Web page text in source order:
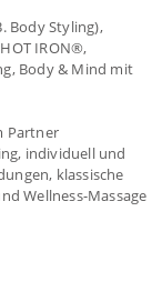
Body Styling),
IRON®,
Body & Mind mit
Partner
individuell und
klassische
Wellness-Massage